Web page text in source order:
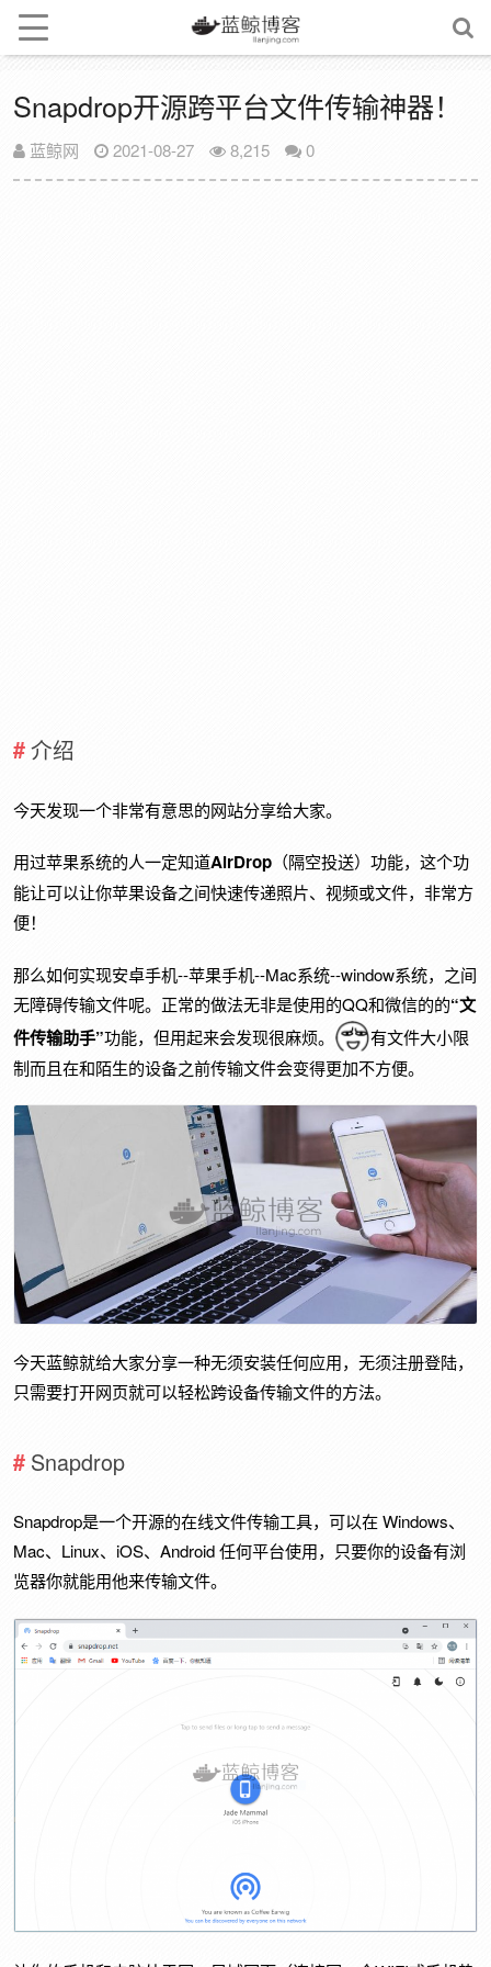
Snapdrop开源跨平台文件传输神器！
蓝鲸网 2021-08-27 8,215 0
介绍
今天发现一个非常有意思的网站分享给大家。
用过苹果系统的人一定知道AirDrop （隔空投送）功能，这个功
能让可以让你苹果设备之间快速传递照片、视频或文件，非常方
便！
那么如何实现安卓手机--苹果手机--Mac系统--window系统，之间
无障碍传输文件呢。正常的做法无非是使用的QQ和微信的的“文
件传输助手”功能，但用起来会发现很麻烦。
有文件大小限
制而且在和陌生的设备之前传输文件会变得更加不方便。
今天蓝鲸就给大家分享一种无须安装任何应用，无须注册登陆，
只需要打开网页就可以轻松跨设备传输文件的方法。
Snapdrop
Snapdrop是一个开源的在线文件传输工具，可以在 Windows、
Mac、Linux、iOS、Android 任何平台使用，只要你的设备有浏
览器你就能用他来传输文件。